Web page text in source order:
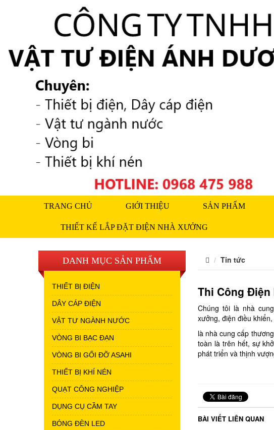
TRANG CHỦ GIỚI THIỆU SẢN PHẨM
THIẾT KẾ LẮP ĐẶT ĐIỆN NHÀ XƯỞNG
DANH MỤC SẢN PHẨM
THIẾT BỊ ĐIỆN
DÂY CÁP ĐIỆN
VẬT TƯ NGÀNH NƯỚC
VÒNG BI BẠC ĐẠN
VÒNG BI GỐI ĐỠ ASAHI
THIẾT BỊ KHÍ NÉN
QUẠT CÔNG NGHIỆP
DỤNG CỤ CẦM TAY
BÓNG ĐÈN LED
Tin tức
Thi Công
Chúng tôi là nhà
xưởng, điện điều
là nhà cung cấp
toàn là trên hết, sự
phát triển và thịnh
BÀI VIẾT LIÊN QUAN